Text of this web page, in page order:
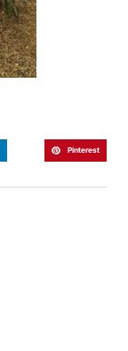
Pinterest